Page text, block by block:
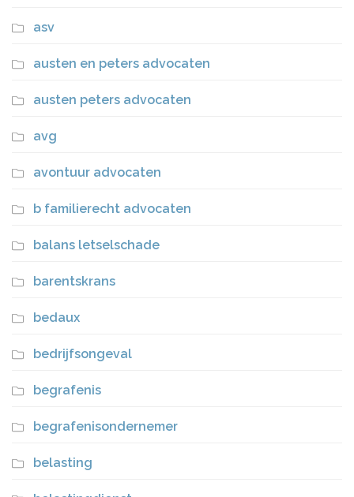
asv
austen en peters advocaten
austen peters advocaten
avg
avontuur advocaten
b familierecht advocaten
balans letselschade
barentskrans
bedaux
bedrijfsongeval
begrafenis
begrafenisondernemer
belasting